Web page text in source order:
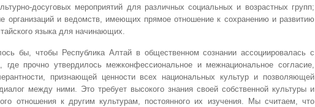
досуговых мероприятий для различных социальных и возрастных групп;
организаций и ведомств, имеющих прямое отношение к сохранению и развитию
языка для начинающих.
бы, чтобы Республика Алтай в общественном сознании ассоциировалась с
где прочно утвердилось межконфессиональное и межнациональное согласие,
признающей ценности всех национальных культур и позволяющей
между ними. Это требует высокого знания своей собственной культуры и
отношения к другим культурам, постоянного их изучения. Мы считаем, что